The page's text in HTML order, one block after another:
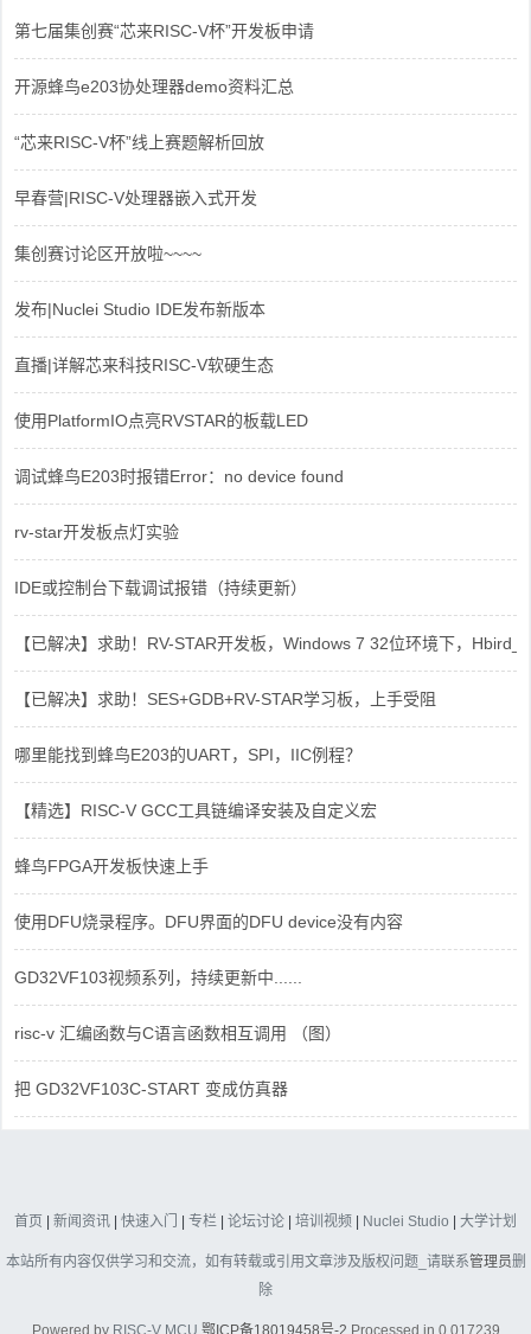
第七届集创赛“芯来RISC-V杯”开发板申请
开源蜂鸟e203协处理器demo资料汇总
“芯来RISC-V杯”线上赛题解析回放
早春营|RISC-V处理器嵌入式开发
集创赛讨论区开放啦~~~~
发布|Nuclei Studio IDE发布新版本
直播|详解芯来科技RISC-V软硬生态
使用PlatformIO点亮RVSTAR的板载LED
调试蜂鸟E203时报错Error：no device found
rv-star开发板点灯实验
IDE或控制台下载调试报错（持续更新）
【已解决】求助！RV-STAR开发板，Windows 7 32位环境下，
【已解决】求助！SES+GDB+RV-STAR学习板，上手受阻
哪里能找到蜂鸟E203的UART，SPI，IIC例程？
【精选】RISC-V GCC工具链编译安装及自定义宏
蜂鸟FPGA开发板快速上手
使用DFU烧录程序。DFU界面的DFU device没有内容
GD32VF103视频系列，持续更新中......
risc-v 汇编函数与C语言函数相互调用 （图）
把 GD32VF103C-START 变成仿真器
首页 | 新闻资讯 | 快速入门 | 专栏 | 论坛讨论 | 培训视频 | Nuclei Studio | 大学计划
本站所有内容仅供学习和交流，如有转载或引用文章涉及版权问题_请联系管理员删
除
Powered by RISC-V MCU 鄂ICP备18019458号-2 Processed in 0.017239